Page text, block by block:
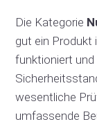
Die Kategorie
gut ein Produkt
funktioniert
wesentliche
umfassende